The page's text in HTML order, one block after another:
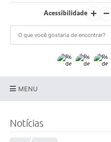
Acessibilidade
MENU
Notícias